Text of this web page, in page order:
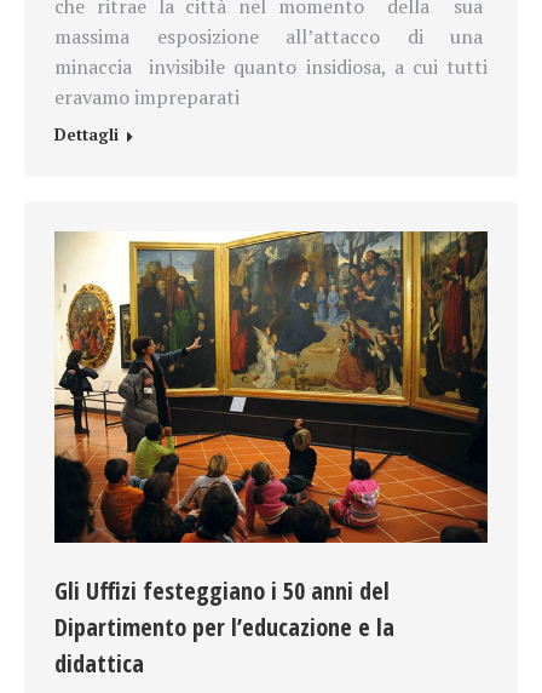
che ritrae la città nel momento
della
sua
massima
esposizione all’attacco di
una
minaccia
invisibile quanto insidiosa, a cui tutti
eravamo impreparati
Dettagli
Gli Uffizi festeggiano i 50 anni del
Dipartimento per l’educazione e la
didattica